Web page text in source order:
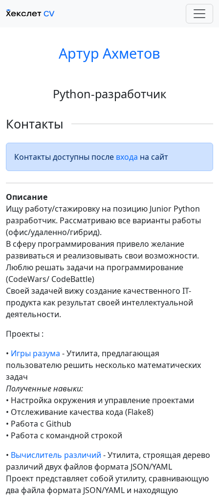
Артур Ахметов
Python-разработчик
Контакты
Контакты доступны после входа на сайт
Описание
Ищу работу/стажировку на позицию Junior Python
разработчик. Рассматриваю все варианты работы
(офис/удаленно/гибрид).
В сферу программирования привело желание
развиваться и реализовывать свои возможности.
Люблю решать задачи на программирование
(CodeWars/ CodeBattle)
Своей задачей вижу создание качественного IT-
продукта как результат своей интеллектуальной
деятельности.
Проекты :
• Игры разума - Утилита, предлагающая
пользователю решить несколько математических
задач
Полученные навыки:
• Настройка окружения и управление проектами
• Отслеживание качества кода (Flake8)
• Работа с Github
• Работа с командной строкой
• Вычислитель различий - Утилита, строящая дерево
различий двух файлов формата JSON/YAML
Проект представляет собой утилиту, сравнивающую
два файла формата JSON/YAML и находящую